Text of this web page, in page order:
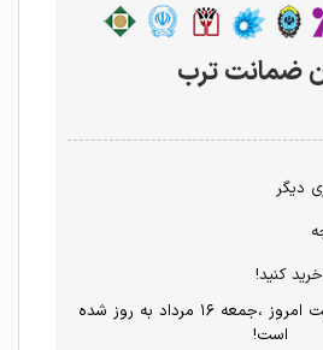
ضمانت ترب
دیگر
کنید!
قیمت محصولات سایت امروز ،جمعه ۱۶ مرداد به روز شده
است!